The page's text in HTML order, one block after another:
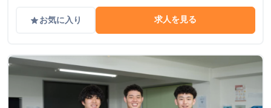
gradeお気に入り 求人を見る